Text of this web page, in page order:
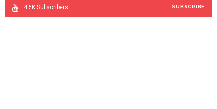
4.5K Subscribers SUBSCRIBE